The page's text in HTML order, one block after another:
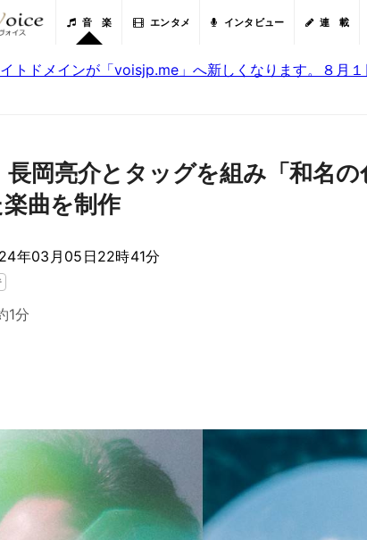
音 楽 エンタメ インタビュー 連 載
トドメインが「voisjp.me」へ新しくなります。８月
長岡亮介とタッグを組み「和名の
曲を制作
24年03月05日22時41分
1分